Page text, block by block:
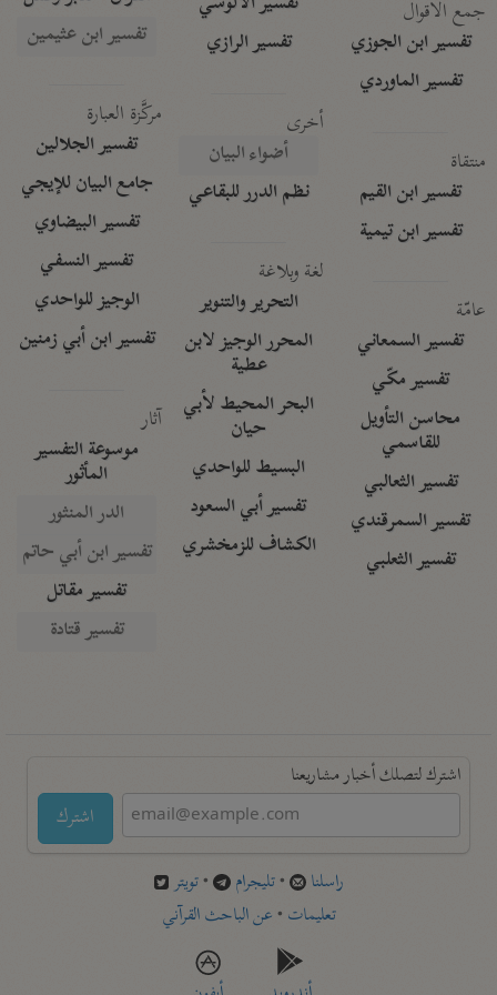
جمع الأقوال
تفسير ابن الجوزي
تفسير الماوردي
منتقاة
تفسير ابن القيم
تفسير ابن تيمية
عامّة
تفسير السمعاني
تفسير مكّي
محاسن التأويل
للقاسمي
تفسير الثعالبي
تفسير السمرقندي
تفسير الثعلبي
تفسير الرازي
أخرى
أضواء البيان
نظم الدرر للبقاعي
لغة وبلاغة
التحرير والتنوير
المحرر الوجيز لابن
عطية
البحر المحيط لأبي
حيان
البسيط للواحدي
تفسير أبي السعود
الكشاف للزمخشري
تفسير ابن عثيمين
مركَّزة العبارة
تفسير الجلالين
جامع البيان للإيجي
تفسير البيضاوي
تفسير النسفي
الوجيز للواحدي
تفسير ابن أبي زمنين
آثار
موسوعة التفسير
المأثور
الدر المنثور
تفسير ابن أبي حاتم
تفسير مقاتل
تفسير قتادة
اشترك لتصلك أخبار مشاريعنا
اشترك
راسلنا •تليجرام •تويتر
تعليمات •عن الباحث القرآني